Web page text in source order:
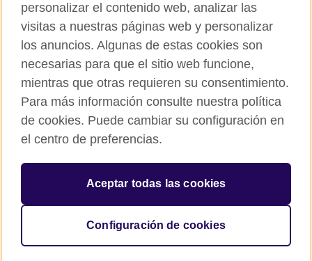
British Council Global
Políticas de privacidad y condiciones de uso
Cookies
© 2026 British Council
The United Kingdom’s international organisation for cultural
personalizar el contenido web, analizar las
visitas a nuestras páginas web y personalizar
los anuncios. Algunas de estas cookies son
necesarias para que el sitio web funcione,
mientras que otras requieren su consentimiento.
Para más información consulte nuestra política
de cookies. Puede cambiar su configuración en
el centro de preferencias.
Aceptar todas las cookies
Configuración de cookies